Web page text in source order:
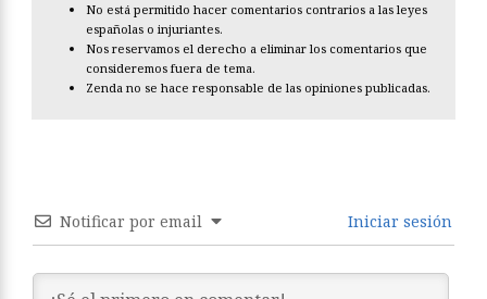
No está permitido hacer comentarios contrarios a las leyes
españolas o injuriantes.
Nos reservamos el derecho a eliminar los comentarios que
consideremos fuera de tema.
Zenda no se hace responsable de las opiniones publicadas.
Notificar por email Iniciar sesión